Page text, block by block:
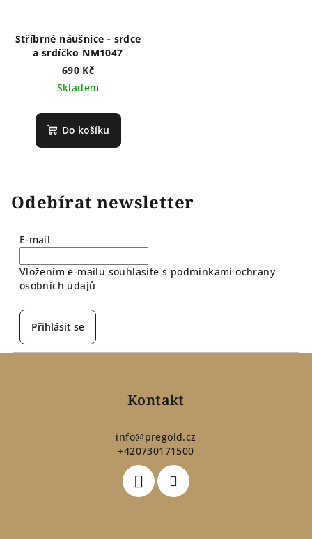
Stříbrné náušnice - srdce
a srdíčko NM1047
690 Kč
Skladem
Do košíku
Odebírat newsletter
E-mail
Vložením e-mailu souhlasíte s podmínkami ochrany
osobních údajů
Přihlásit se
Kontakt
info@pregold.cz
+420730171500